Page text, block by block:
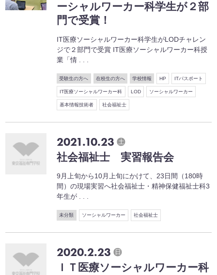
ーシャルワーカー科学生が２部
門で受賞！
IT医療ソーシャルワーカー科学生がLODチャレン
ジで２部門で受賞 IT医療ソーシャルワーカー科授
業「情 . . .
受験生の方へ 在校生の方へ 学校情報 HP ITパスポート
IT医療ソーシャルワーカー科 LOD ソーシャルワーカー
基本情報技術者 社会福祉士
2021.10.23 土
社会福祉士 実習報告会
9月上旬から10月上旬にかけて、23日間（180時
間）の現場実習へ社会福祉士・精神保健福祉士科3
年生が . . .
未分類 ソーシャルワーカー 社会福祉士
2020.2.23 日
ＩＴ医療ソーシャルワーカー科